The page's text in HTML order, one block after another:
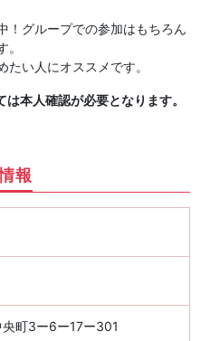
！グループでの参加はもちろん
い人にオススメです。
本人確認が必要となります。
報
町3ー6ー17ー301